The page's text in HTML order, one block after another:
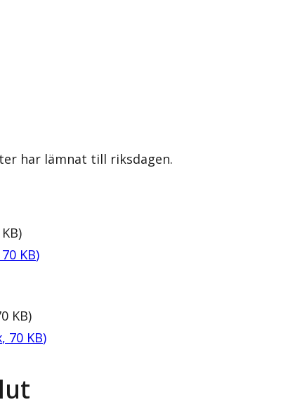
har lämnat till riksdagen.
KB)
70 KB)
KB)
, 70 KB)